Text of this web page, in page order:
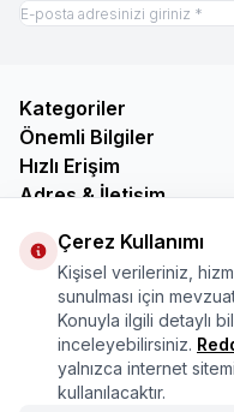
Kategoriler
Önemli Bilgiler
Hızlı Erişim
Adres & İletişim
Adres
Mercimektepe Mahallesi
No:45/B\nONİKİŞUBAT/
Telefon
08505321048
E-Posta
bilgi@marasmarket.com
Çerez Kullanımı
Kişisel verileriniz,
sunulması için
Konuyla ilgili detaylı
inceleyebilirsiniz.
yalnızca internet
kullanılacaktır.